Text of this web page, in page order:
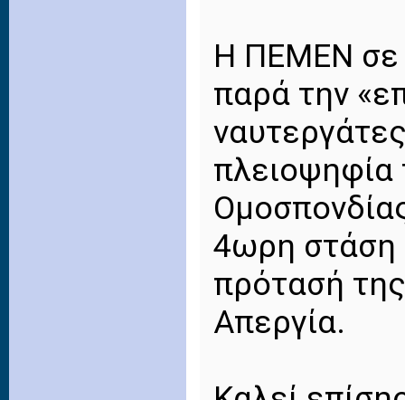
Η ΠΕΜΕΝ σε
παρά την
πλειοψηφία
4ωρη στάση
πρότασή
Απεργία.